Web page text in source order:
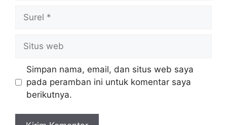
web
Simpan nama, email, dan situs web saya
pada peramban ini untuk komentar saya
berikutnya.